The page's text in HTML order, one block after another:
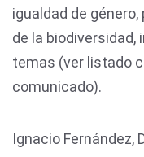
igualdad de
de la
temas (ver listado
comunicado).
Ignacio Fernández,